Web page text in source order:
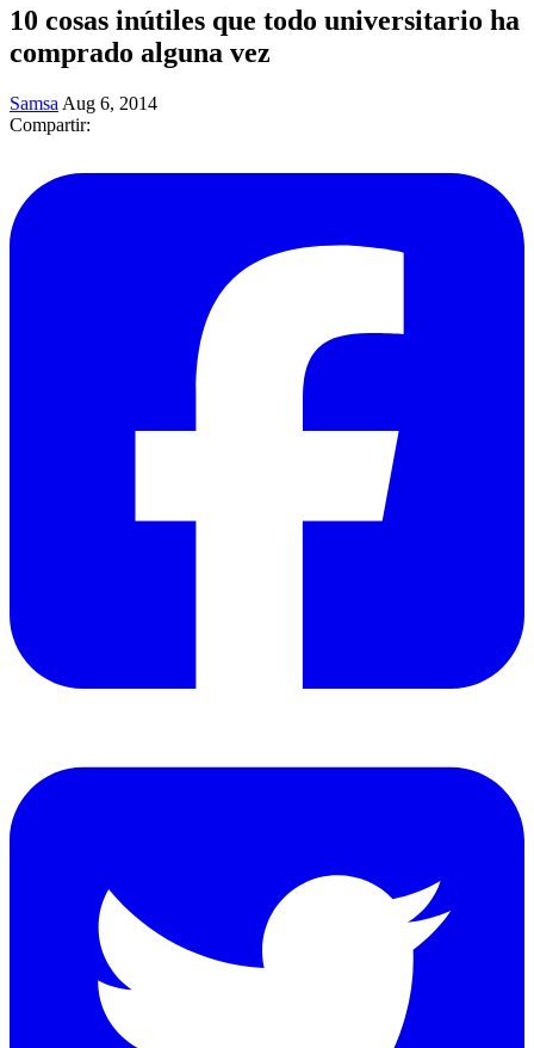
10 cosas inútiles que todo universitario ha
comprado alguna vez
Samsa Aug 6, 2014
Compartir: